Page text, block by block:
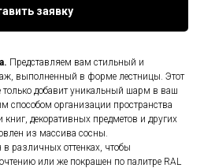
заявку
Представляем вам стильный и
выполненный в форме лестницы. Этот
только добавит уникальный шарм в ваш
способом организации пространства
декоративных предметов и других
из массива сосны.
различных оттенках, чтобы
или же покрашен по палитре RAL